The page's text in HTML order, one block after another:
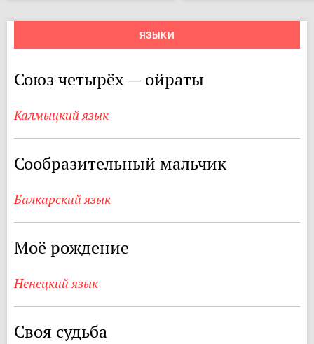
ЯЗЫКИ
Союз четырёх — ойраты
Калмыцкий язык
Сообразительный мальчик
Балкарский язык
Моё рождение
Ненецкий язык
Своя судьба